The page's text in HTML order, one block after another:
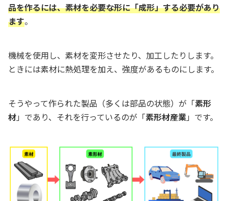
品を作るには、素材を必要な形に「成形」する必要があり
ます。
機械を使用し、素材を変形させたり、加工したりします。
ときには素材に熱処理を加え、強度があるものにします。
そうやって作られた製品（多くは部品の状態）が「素形
材」であり、それを行っているのが「素形材産業」です。